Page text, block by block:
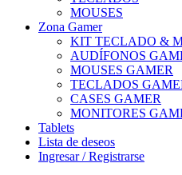
MOUSES
Zona Gamer
KIT TECLADO &
AUDÍFONOS
MOUSES GAMER
TECLADOS
CASES GAMER
MONITORES
Tablets
Lista de deseos
Ingresar / Registrarse